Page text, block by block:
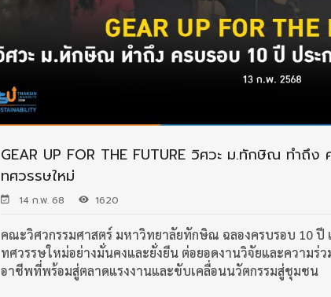
GEAR UP FOR THE FUTURE วิศวะ ม.ทักษิณ ทำถึ
ทศวรรษใหม่
14 ก.พ. 68 1620
คณะวิศวกรรมศาสตร์ มหาวิทยาลัยทักษิณ ฉลองครบรอบ 10
ทศวรรษใหม่อย่างมั่นคงและยั่งยืน ต่อยอดงานวิจัยและความร่
อาชีพที่พร้อมสู่ตลาดแรงงานและขับเคลื่อนนวัตกรรมสู่ชุมชน